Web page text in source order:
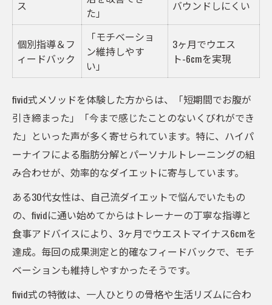
ス
た」
バウンドしにくい
個別指導＆フ
ィードバック
「モチベーショ
ン維持しやす
い」
3ヶ月でウエス
ト-6cmを実現
fivid式メソッドを体験した方からは、「短期間でお腹が
引き締まった」「今まで感じたことのないくびれができ
た」といった声が多く寄せられています。特に、ハイパ
ーナイフによる脂肪分解とパーソナルトレーニングの組
み合わせが、効率的なダイエットに寄与しています。
ある30代女性は、自己流ダイエットで悩んでいたもの
の、fividに通い始めてからはトレーナーの丁寧な指導と
食事アドバイスにより、3ヶ月でウエストマイナス6cmを
達成。毎回の成果測定と的確なフィードバックで、モチ
ベーションも維持しやすかったそうです。
fivid式の特徴は、一人ひとりの骨格や生活リズムに合わ